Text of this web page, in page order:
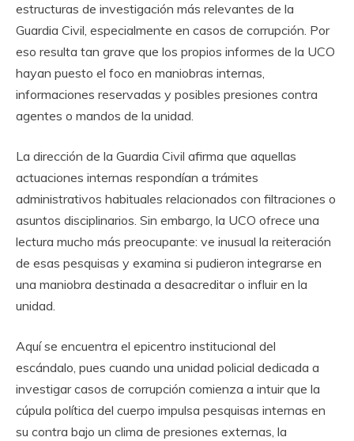
estructuras de investigación más relevantes de la
Guardia Civil, especialmente en casos de corrupción. Por
eso resulta tan grave que los propios informes de la UCO
hayan puesto el foco en maniobras internas,
informaciones reservadas y posibles presiones contra
agentes o mandos de la unidad.
La dirección de la Guardia Civil afirma que aquellas
actuaciones internas respondían a trámites
administrativos habituales relacionados con filtraciones o
asuntos disciplinarios. Sin embargo, la UCO ofrece una
lectura mucho más preocupante: ve inusual la reiteración
de esas pesquisas y examina si pudieron integrarse en
una maniobra destinada a desacreditar o influir en la
unidad.
Aquí se encuentra el epicentro institucional del
escándalo, pues cuando una unidad policial dedicada a
investigar casos de corrupción comienza a intuir que la
cúpula política del cuerpo impulsa pesquisas internas en
su contra bajo un clima de presiones externas, la